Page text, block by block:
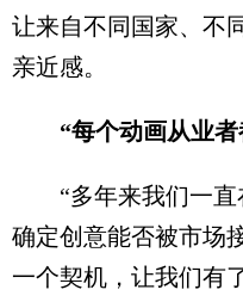
让来自不同国家、不
亲近感。
“每个动画从业
“多年来我们一直
确定创意能否被市场
一个契机，让我们有